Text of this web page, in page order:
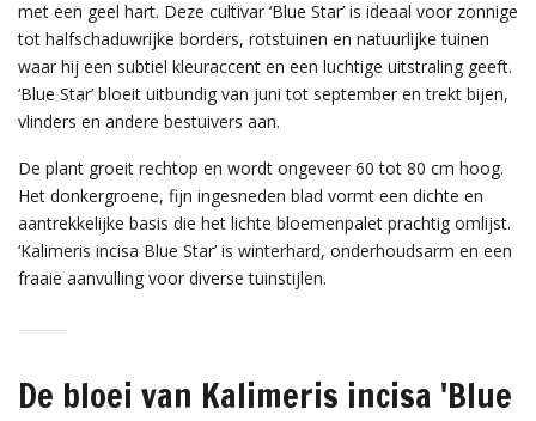
met een geel hart. Deze cultivar ‘Blue Star’ is ideaal voor zonnige
tot halfschaduwrijke borders, rotstuinen en natuurlijke tuinen
waar hij een subtiel kleuraccent en een luchtige uitstraling geeft.
‘Blue Star’ bloeit uitbundig van juni tot september en trekt bijen,
vlinders en andere bestuivers aan.
De plant groeit rechtop en wordt ongeveer 60 tot 80 cm hoog.
Het donkergroene, fijn ingesneden blad vormt een dichte en
aantrekkelijke basis die het lichte bloemenpalet prachtig omlijst.
‘Kalimeris incisa Blue Star’ is winterhard, onderhoudsarm en een
fraaie aanvulling voor diverse tuinstijlen.
De bloei van Kalimeris incisa 'Blue